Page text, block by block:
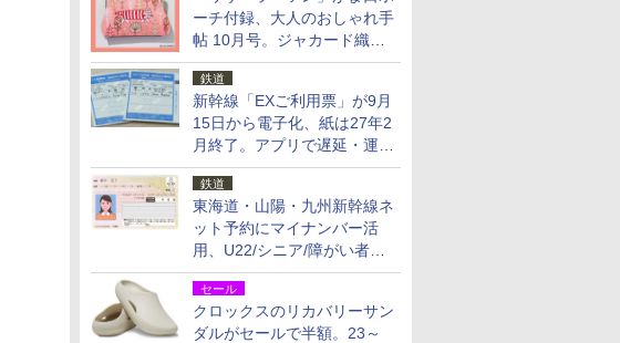
ーチ付録、大人のおしゃれ手
帖 10月号。ジャカード織の
北欧猫デザイン
鉄道
新幹線「EXご利用票」が9月
15日から電子化、紙は27年2
月終了。アプリで遅延・運休
も確認可能に
鉄道
東海道・山陽・九州新幹線ネ
ット予約にマイナンバー活
用、U22/シニア/障がい者割
を9月15日から発売
セール
クロックスのリカバリーサン
ダルがセールで半額。23～